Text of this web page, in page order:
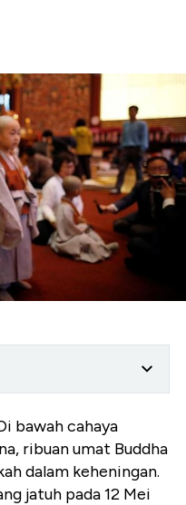
bawah cahaya
ribuan umat Buddha
dalam keheningan.
jatuh pada12 Mei